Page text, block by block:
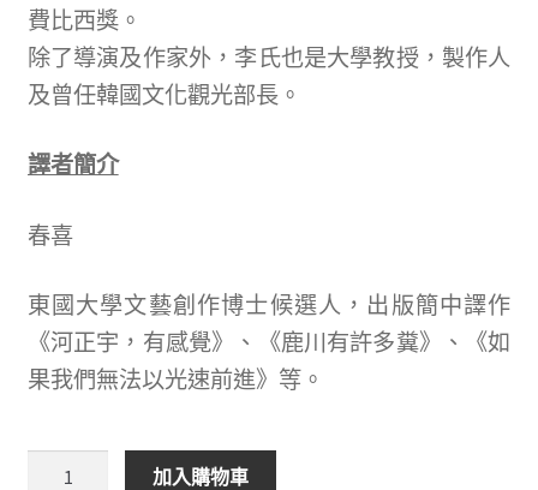
費比西獎。
除了導演及作家外，李氏也是大學教授，製作人
及曾任韓國文化觀光部長。
譯者簡介
春喜
東國大學文藝創作博士候選人，出版簡中譯作
《河正宇，有感覺》、《鹿川有許多糞》、《如
果我們無法以光速前進》等。
加入購物車